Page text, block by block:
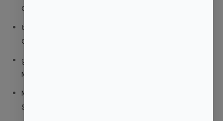
COMPUESTO O TRIBEDOCE DX?
trolls_pipis
O TRIBEDOCE DX?
giovannaservin220
MUNICIPIO?
Mariana Pozo
SANITARIA CANARIA?